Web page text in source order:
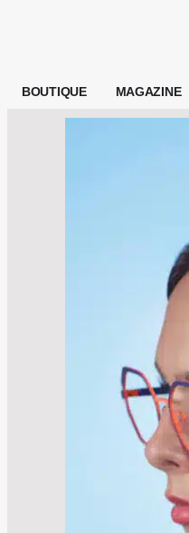
BOUTIQUE MAGAZINE